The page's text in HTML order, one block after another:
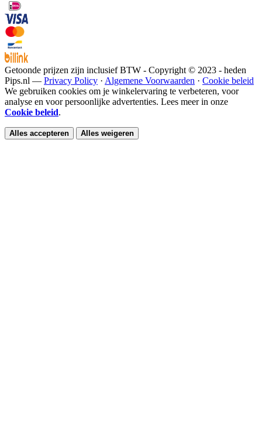
Getoonde prijzen zijn inclusief BTW - Copyright © 2023 - heden
Pips.nl — Privacy Policy · Algemene Voorwaarden · Cookie beleid
We gebruiken cookies om je winkelervaring te verbeteren, voor
analyse en voor persoonlijke advertenties. Lees meer in onze
Cookie beleid.
Alles accepteren Alles weigeren